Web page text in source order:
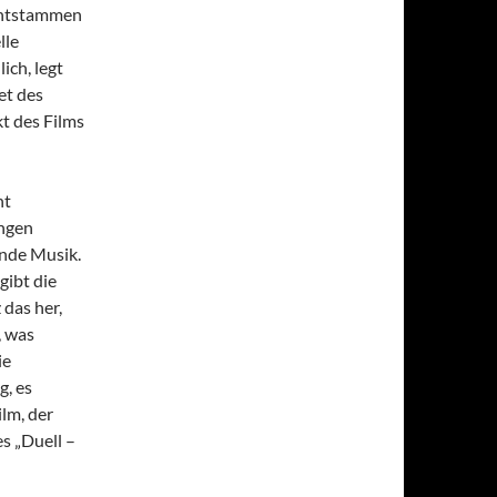
legt
des
des Films
Musik.
die
her,
was
es
der
„Duell –